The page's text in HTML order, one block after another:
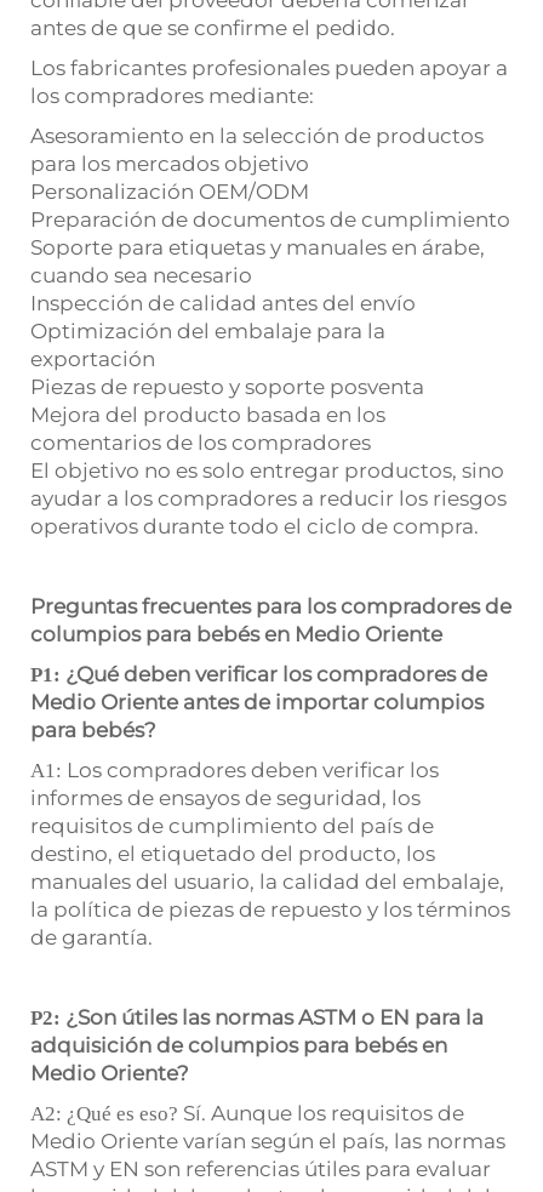
antes de que se confirme el pedido.
Los fabricantes profesionales pueden apoyar a
los compradores mediante:
Asesoramiento en la selección de productos
para los mercados objetivo
Personalización OEM/ODM
Preparación de documentos de cumplimiento
Soporte para etiquetas y manuales en árabe,
cuando sea necesario
Inspección de calidad antes del envío
Optimización del embalaje para la
exportación
Piezas de repuesto y soporte posventa
Mejora del producto basada en los
comentarios de los compradores
El objetivo no es solo entregar productos, sino
ayudar a los compradores a reducir los riesgos
operativos durante todo el ciclo de compra.
Preguntas frecuentes para los compradores de
columpios para bebés en Medio Oriente
P1: ¿Qué deben verificar los compradores de
Medio Oriente antes de importar columpios
para bebés?
A1: Los compradores deben verificar los
informes de ensayos de seguridad, los
requisitos de cumplimiento del país de
destino, el etiquetado del producto, los
manuales del usuario, la calidad del embalaje,
la política de piezas de repuesto y los términos
de garantía.
P2: ¿Son útiles las normas ASTM o EN para la
adquisición de columpios para bebés en
Medio Oriente?
A2: ¿Qué es eso? Sí. Aunque los requisitos de
Medio Oriente varían según el país, las normas
ASTM y EN son referencias útiles para evaluar